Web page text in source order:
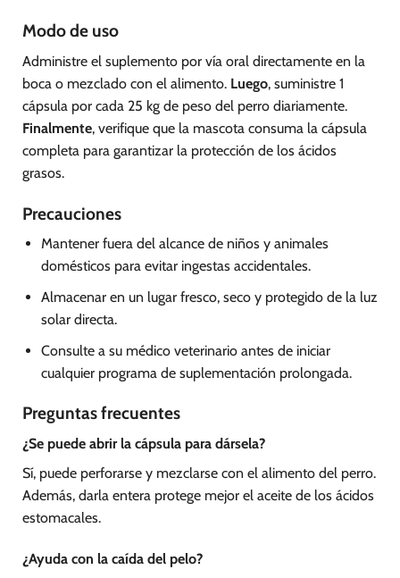
Modo de uso
Administre el suplemento por vía oral directamente en la
boca o mezclado con el alimento. Luego, suministre 1
cápsula por cada 25 kg de peso del perro diariamente.
Finalmente, verifique que la mascota consuma la cápsula
completa para garantizar la protección de los ácidos
grasos.
Precauciones
Mantener fuera del alcance de niños y animales
domésticos para evitar ingestas accidentales.
Almacenar en un lugar fresco, seco y protegido de la luz
solar directa.
Consulte a su médico veterinario antes de iniciar
cualquier programa de suplementación prolongada.
Preguntas frecuentes
¿Se puede abrir la cápsula para dársela?
Sí, puede perforarse y mezclarse con el alimento del perro.
Además, darla entera protege mejor el aceite de los ácidos
estomacales.
¿Ayuda con la caída del pelo?